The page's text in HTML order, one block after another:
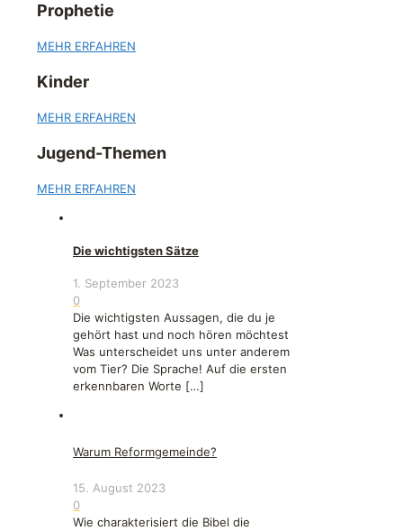
Prophetie
MEHR ERFAHREN
Kinder
MEHR ERFAHREN
Jugend-Themen
MEHR ERFAHREN
Die wichtigsten Sätze
1. September 2023
0
Die wichtigsten Aussagen, die du je
gehört hast und noch hören möchtest
Was unterscheidet uns unter anderem
vom Tier? Die Sprache! Auf die ersten
erkennbaren Worte […]
Warum Reformgemeinde?
15. August 2023
0
Wie charakterisiert die Bibel die